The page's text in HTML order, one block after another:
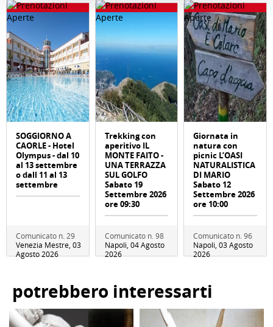
SOGGIORNO A
CAORLE - Hotel
Olympus - dal 10
al 13 settembre
o dall 11 al 13
settembre
Comunicato n. 29
Venezia Mestre, 03
Agosto 2026
Trekking con
aperitivo IL
MONTE FAITO -
UNA TERRAZZA
SUL GOLFO
Sabato 19
Settembre 2026
ore 09:30
Comunicato n. 98
Napoli, 04 Agosto
2026
Giornata in
natura con
picnic L’OASI
NATURALISTICA
DI MARIO
Sabato 12
Settembre 2026
ore 10:00
Comunicato n. 96
Napoli, 03 Agosto
2026
potrebbero interessarti